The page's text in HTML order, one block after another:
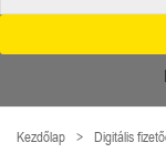
Kezdőlap Digitális